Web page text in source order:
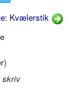
Kvælerstik
skriv